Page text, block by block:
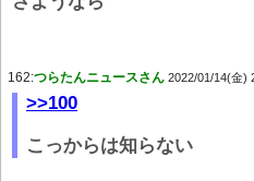
162:つらたんニュースさん 2022/01/14(金)
>>100
こっからは知らない